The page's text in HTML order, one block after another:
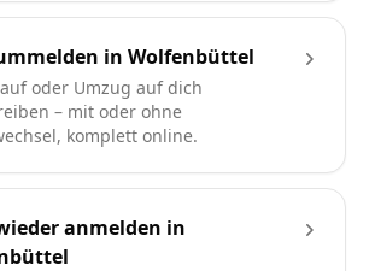
in Wolfenbüttel
oder Umzug auf dich
– mit oder ohne
komplett online.
anmelden in